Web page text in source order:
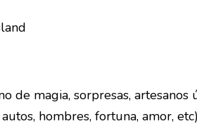
magia, sorpresas, artesanos
hombres, fortuna, amor,